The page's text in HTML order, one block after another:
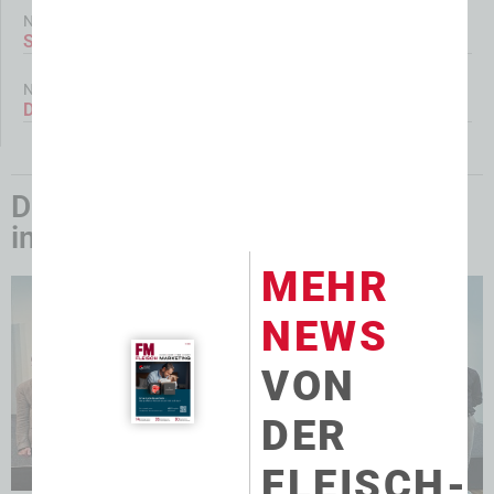
News
SÜFFA 2026: Team Cup & mehr
News
Die Lebensmittelzukunft innovativ gestalten
Das könnte Sie auch
interessieren:
MEHR
NEWS
VON
DER